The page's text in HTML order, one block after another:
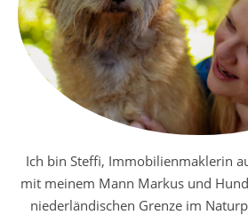
Ich bin Steffi, Immobilienmaklerin
mit meinem Mann Markus und
niederländischen Grenze im